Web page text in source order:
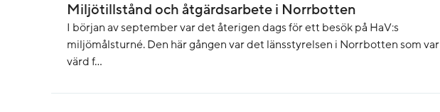
Miljötillstånd och åtgärdsarbete i Norrbotten
I början av september var det återigen dags för ett besök på HaV:s
miljömålsturné. Den här gången var det länsstyrelsen i Norrbotten som var
värd f...